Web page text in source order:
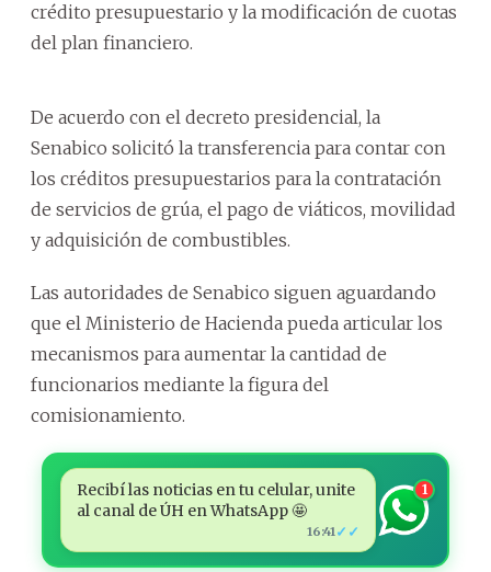
crédito presupuestario y la modificación de cuotas
del plan financiero.
De acuerdo con el decreto presidencial, la
Senabico solicitó la transferencia para contar con
los créditos presupuestarios para la contratación
de servicios de grúa, el pago de viáticos, movilidad
y adquisición de combustibles.
Las autoridades de Senabico siguen aguardando
que el Ministerio de Hacienda pueda articular los
mecanismos para aumentar la cantidad de
funcionarios mediante la figura del
comisionamiento.
Recibí las noticias en tu celular, unite
al canal de ÚH en WhatsApp 🤩
16:41✓✓
1